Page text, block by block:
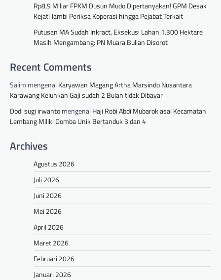
Rp8,9 Miliar FPKM Dusun Mudo Dipertanyakan! GPM Desak
Kejati Jambi Periksa Koperasi hingga Pejabat Terkait
Putusan MA Sudah Inkract, Eksekusi Lahan 1.300 Hektare
Masih Mengambang: PN Muara Bulian Disorot
Recent Comments
Salim mengenai Karyawan Magang Artha Marsindo Nusantara
Karawang Keluhkan Gaji sudah 2 Bulan tidak Dibayar
Dodi sugi irwantomengenai Haji Robi Abdi Mubarok asal Kecamatan
Lembang Miliki Domba Unik Bertanduk 3 dan 4
Archives
Agustus 2026
Juli 2026
Juni 2026
Mei 2026
April 2026
Maret 2026
Februari 2026
Januari 2026